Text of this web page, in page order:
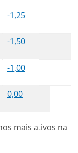
-1,25
-1,50
-1,00
0,00
mais ativos na